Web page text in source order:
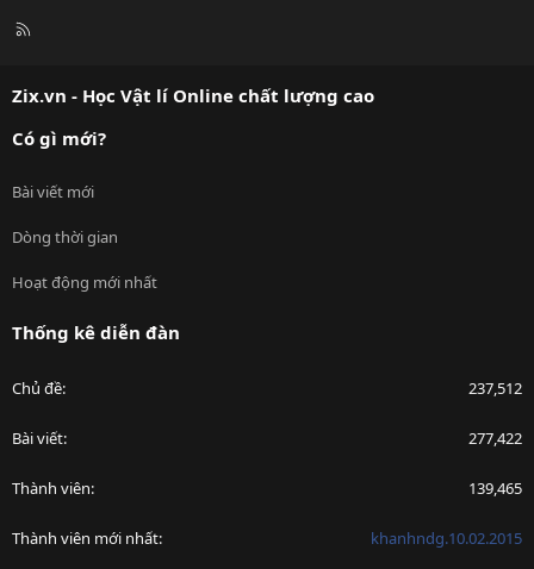
R
Zix.vn - Học Vật lí Online chất lượng cao
Có gì mới?
Bài viết mới
Dòng thời gian
Hoạt động mới nhất
Thống kê diễn đàn
Chủ đề 237,512
Bài viết 277,422
Thành viên 139,465
Thành viên mới nhất khanhndg.10.02.2015